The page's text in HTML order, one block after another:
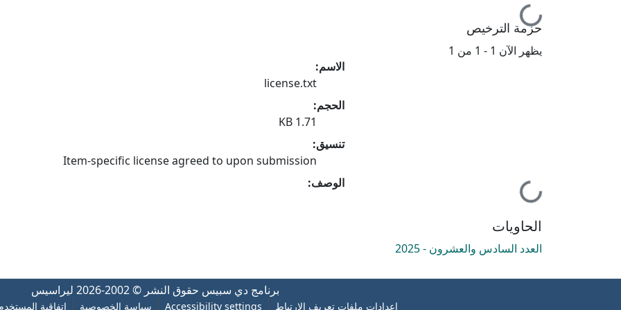
حزمة الترخيص
يظهر الآن 1 - 1 من 1
جاري التحميل...
الاسم:
license.txt
الحجم:
1.71 KB
تنسيق:
Item-specific license agreed to upon submission
الوصف:
الحاويات
العدد السادس والعشرون - 2025
برنامج دي سبيس حقوق النشر © 2002-2026 ليراسيس
إعدادات ملفات تعريف الارتباط Accessibility settings سياسة الخصوصية اتفاقية